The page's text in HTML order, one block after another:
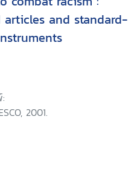
articles and standard-
2001.